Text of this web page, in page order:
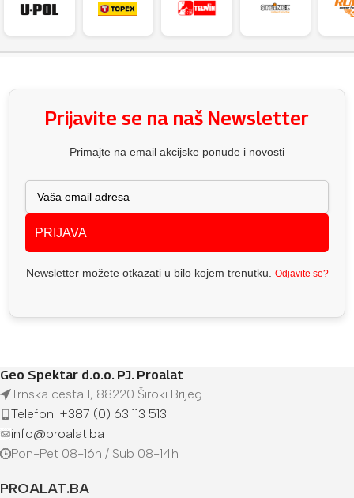
Prijavite se na naš Newsletter
Primajte na email akcijske ponude i novosti
PRIJAVA
Newsletter možete otkazati u bilo kojem trenutku. Odjavite se?
Geo Spektar d.o.o. PJ. Proalat
Trnska cesta 1, 88220 Široki Brijeg
Telefon: +387 (0) 63 113 513
info@proalat.ba
Pon-Pet 08-16h / Sub 08-14h
PROALAT.BA